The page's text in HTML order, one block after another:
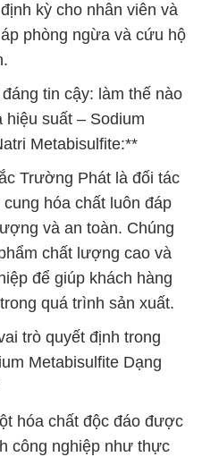
kỳ cho nhân viên và
phòng ngừa và cứu hộ
tin cậy: làm thế nào
suất – Sodium
Metabisulfite:**
Trường Phát là đối tác
hóa chất luôn đáp
và an toàn. Chúng
chất lượng cao và
để giúp khách hàng
quá trình sản xuất.
trò quyết định trong
Metabisulfite Dạng
hóa chất độc đáo được
công nghiệp như thực